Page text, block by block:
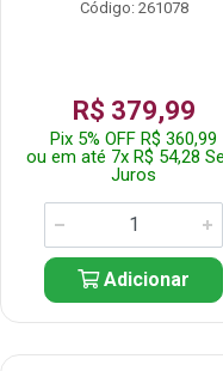
Código: 261078
R$ 379,99
Pix 5% OFF R$ 360,99
ou em até 7x R$ 54,28
Juros
Adicionar